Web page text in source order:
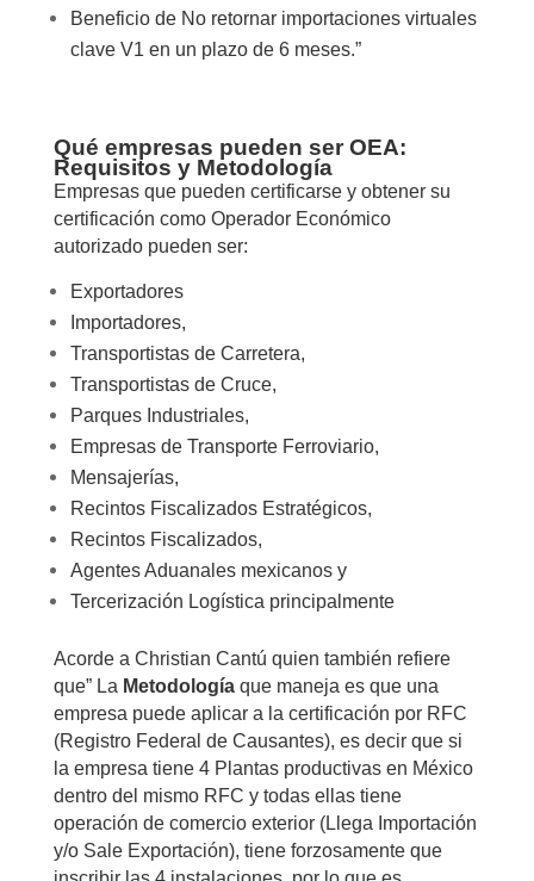
Beneficio de No retornar importaciones virtuales
clave V1 en un plazo de 6 meses.”
Qué empresas pueden ser OEA:
Requisitos y Metodología
Empresas que pueden certificarse y obtener su
certificación como Operador Económico
autorizado pueden ser:
Exportadores
Importadores,
Transportistas de Carretera,
Transportistas de Cruce,
Parques Industriales,
Empresas de Transporte Ferroviario,
Mensajerías,
Recintos Fiscalizados Estratégicos,
Recintos Fiscalizados,
Agentes Aduanales mexicanos y
Tercerización Logística principalmente
Acorde a Christian Cantú quien también refiere
que” La Metodologíaque maneja es que una
empresa puede aplicar a la certificación por RFC
(Registro Federal de Causantes), es decir que si
la empresa tiene 4 Plantas productivas en México
dentro del mismo RFC y todas ellas tiene
operación de comercio exterior (Llega Importación
y/o Sale Exportación), tiene forzosamente que